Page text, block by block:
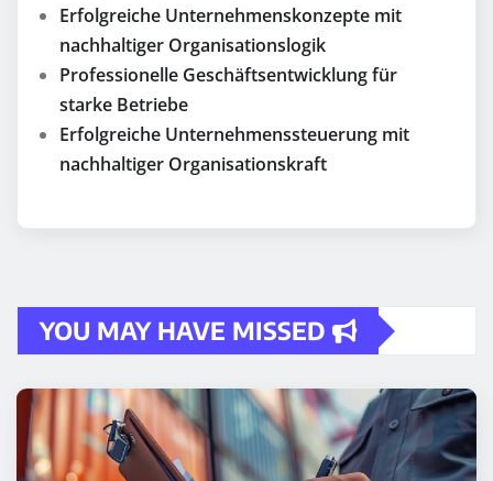
Erfolgreiche Unternehmenskonzepte mit
nachhaltiger Organisationslogik
Professionelle Geschäftsentwicklung für
starke Betriebe
Erfolgreiche Unternehmenssteuerung mit
nachhaltiger Organisationskraft
YOU MAY HAVE MISSED